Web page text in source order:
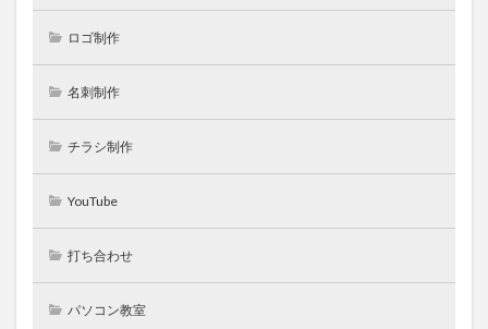
ロゴ制作
名刺制作
チラシ制作
YouTube
打ち合わせ
パソコン教室